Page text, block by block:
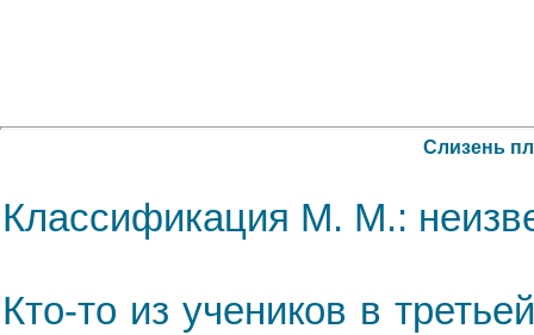
Слизень
Классификация М. М.:
Кто-то из учеников в